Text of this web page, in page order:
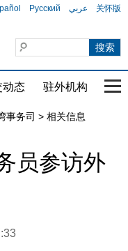
Русский عربي 关怀版
动态 驻外机构 国
事务司 > 相关信息
员参访外